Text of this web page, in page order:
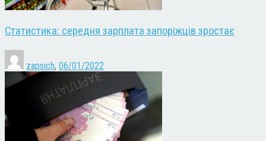
Статистика: середня зарплата запоріжців зростає
zapsich, 06/01/2022